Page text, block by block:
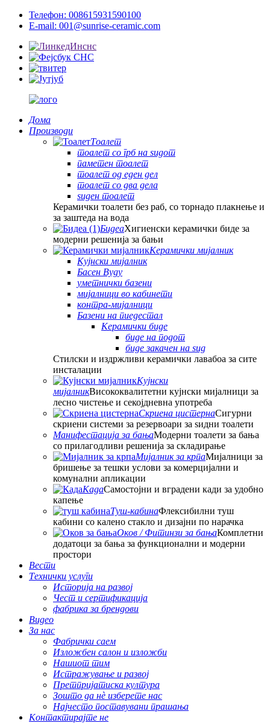
Телефон: 008615931590100
E-mail: 001@sunrise-ceramic.com
Дома
Производи
Тоалет
тоалет со грб на ѕидот
паметен тоалет
тоалет од еден дел
тоалет со два дела
ѕиден тоалет
Керамички тоалети без раб, со торнадо плакнење и
за заштеда на вода
БидеаХигиенски керамички биде за
модерни решенија за бањи
Керамички мијалник
Кујнски мијалник
Басен Вуду
уметнички базени
мијалници во кабинети
контра-мијалници
Базени на пиедестал
Керамички биде
биде на подот
биде закачен на ѕид
Стилски и издржливи керамички лавабоа за сите
инсталации
Кујнски
мијалникВисококвалитетни кујнски мијалници за
лесно чистење и секојдневна употреба
Скриена цистернаСигурни
скриени системи за резервоари за ѕидни тоалети
Манифестација за бањаМодерни тоалети за бања
со прилагодливи решенија за складирање
Мијалник за крпаМијалници за
бришење за тешки услови за комерцијални и
комунални апликации
КадаСамостојни и вградени кади за удобно
капење
Туш-кабинаФлексибилни туш
кабини со калено стакло и дизајни по нарачка
Оков / Фитинзи за бањаКомплетни
додатоци за бања за функционални и модерни
простори
Вести
Технички услуги
Историја на развој
Чест и сертификација
фабрика за брендови
Видео
За нас
Фабрички саем
Изложбен салон и изложби
Нашиот тим
Истражување и развој
Претпријатиска култура
Зошто да нѐ изберете нас
Најчесто поставувани прашања
Контактирајте не